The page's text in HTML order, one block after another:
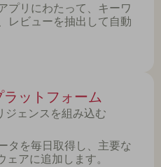
プリにわたって、キーワ
レビューを抽出して自動
ットフォーム
ジェンスを組み込む
タを毎日取得し、主要な
アに追加します。